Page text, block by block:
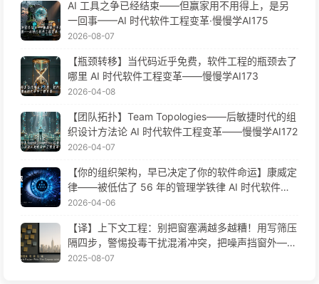
AI 工具之争已经结束——但赢家用不用得上，是另
一回事——AI 时代软件工程变革·慢慢学AI175
2026-08-07
【瓶颈转移】当代码近乎免费，软件工程的瓶颈去了
哪里 AI 时代软件工程变革——慢慢学AI173
2026-04-08
【团队拓扑】Team Topologies——后敏捷时代的组
织设计方法论 AI 时代软件工程变革——慢慢学AI172
2026-04-07
【你的组织架构，早已决定了你的软件命运】康威定
律——被低估了 56 年的管理学铁律 AI 时代软件工
程变革——慢慢学AI171
2026-04-06
【译】上下文工程：别把窗塞满越多越糟！用写筛压
隔四步，警惕投毒干扰混淆冲突，把噪声挡窗外——
慢慢学AI170
2025-08-07